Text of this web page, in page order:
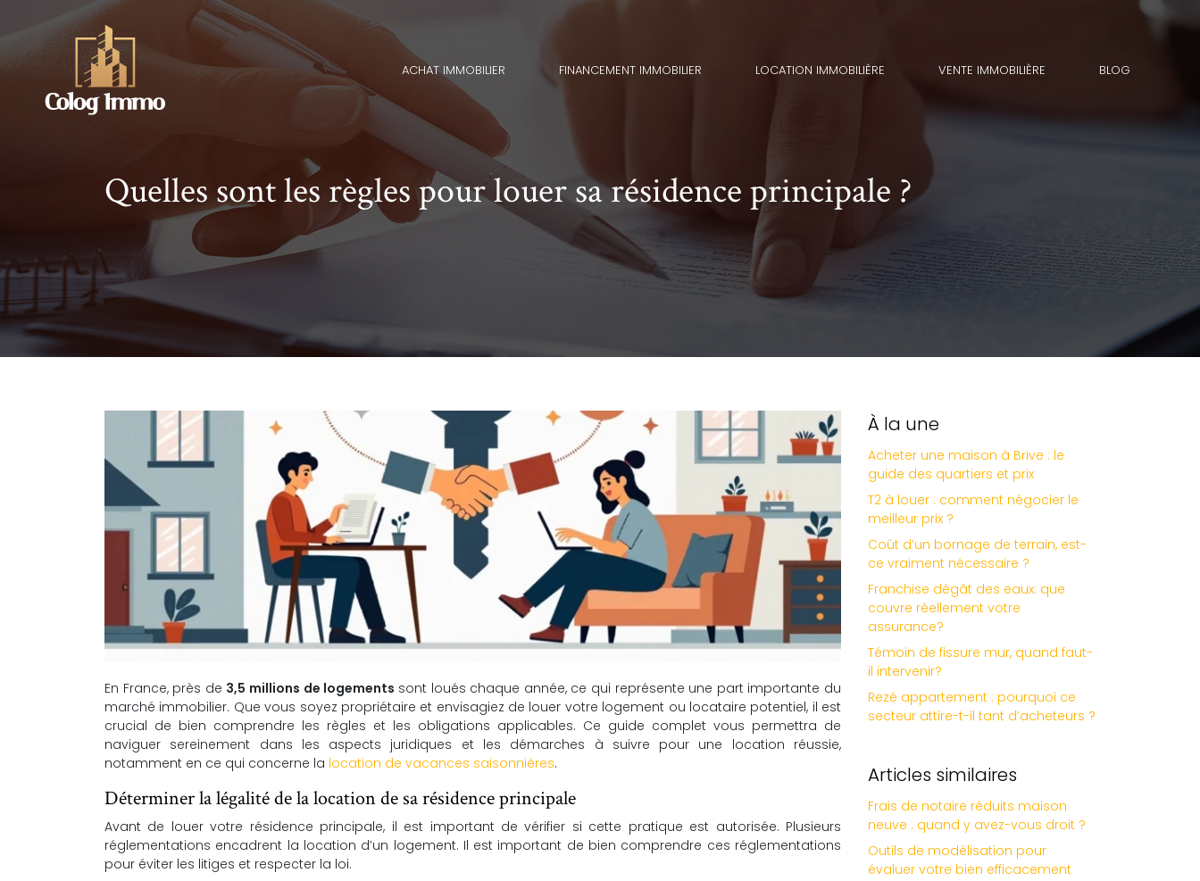
ACHAT IMMOBILIER FINANCEMENT IMMOBILIER LOCATION IMMOBILIÈRE VENTE IMMOBILIÈRE BLOG
Quelles sont les règles pour louer sa résidence principale ?
En France, près de 3,5 millions de logements sont loués chaque année, ce qui représente une part importante du
marché immobilier. Que vous soyez propriétaire et envisagiez de louer votre logement ou locataire potentiel, il est
crucial de bien comprendre les règles et les obligations applicables. Ce guide complet vous permettra de
naviguer sereinement dans les aspects juridiques et les démarches à suivre pour une location réussie,
notamment en ce qui concerne la location de vacances saisonnières.
Déterminer la légalité de la location de sa résidence principale
Avant de louer votre résidence principale, il est important de vérifier si cette pratique est autorisée. Plusieurs
réglementations encadrent la location d’un logement. Il est important de bien comprendre ces réglementations
pour éviter les litiges et respecter la loi.
À la une
Acheter une maison à Brive : le
guide des quartiers et prix
T2 à louer : comment négocier le
meilleur prix ?
Coût d’un bornage de terrain, est-
ce vraiment nécessaire ?
Franchise dégât des eaux: que
couvre réellement votre
assurance?
Témoin de fissure mur, quand faut-
il intervenir?
Rezé appartement : pourquoi ce
secteur attire-t-il tant d’acheteurs ?
Articles similaires
Frais de notaire réduits maison
neuve : quand y avez-vous droit ?
Outils de modélisation pour
évaluer votre bien efficacement